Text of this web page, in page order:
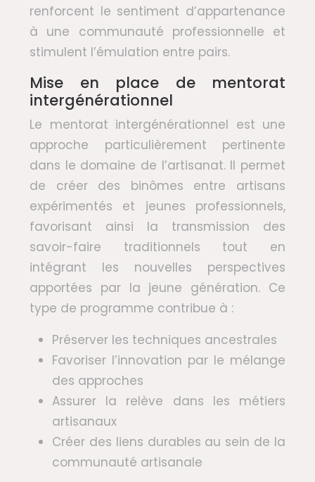
renforcent le sentiment d’appartenance
à une communauté professionnelle et
stimulent l’émulation entre pairs.
Mise en place de mentorat
intergénérationnel
Le mentorat intergénérationnel est une
approche particulièrement pertinente
dans le domaine de l’artisanat. Il permet
de créer des binômes entre artisans
expérimentés et jeunes professionnels,
favorisant ainsi la transmission des
savoir-faire traditionnels tout en
intégrant les nouvelles perspectives
apportées par la jeune génération. Ce
type de programme contribue à :
Préserver les techniques ancestrales
Favoriser l’innovation par le mélange
des approches
Assurer la relève dans les métiers
artisanaux
Créer des liens durables au sein de la
communauté artisanale